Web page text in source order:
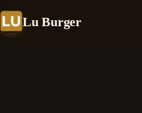
Lu Burger